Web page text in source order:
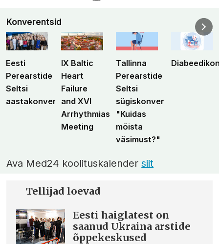
Konverentsid
Eesti
Perearstide
Seltsi
aastakonverents
IX Baltic
Heart
Failure
and XVI
Arrhythmias
Meeting
Tallinna
Perearstide
Seltsi
sügiskonverents
"Kuidas
mõista
väsimust?"
Ava Med24 koolituskalendersiit
Tellijad loevad
Eesti haiglatest on
saanud Ukraina arstide
õppekeskused